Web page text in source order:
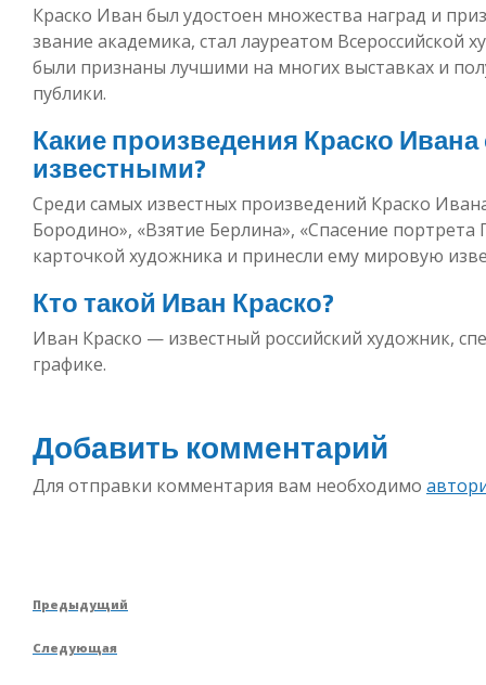
Краско Иван был удостоен множества наград и
звание академика, стал лауреатом Всероссийской
были признаны лучшими на многих выставках и
публики.
Какие произведения Краско
известными?
Среди самых известных произведений Краско
Бородино», «Взятие Берлина», «Спасение
карточкой художника и принесли ему мировую
Кто такой Иван Краско?
Иван Краско — известный российский художник,
графике.
Добавить комментарий
Для отправки комментария вам необходимо
Навигация
по
записям
Предыдущая
Предыдущий
Следующая
Следующая